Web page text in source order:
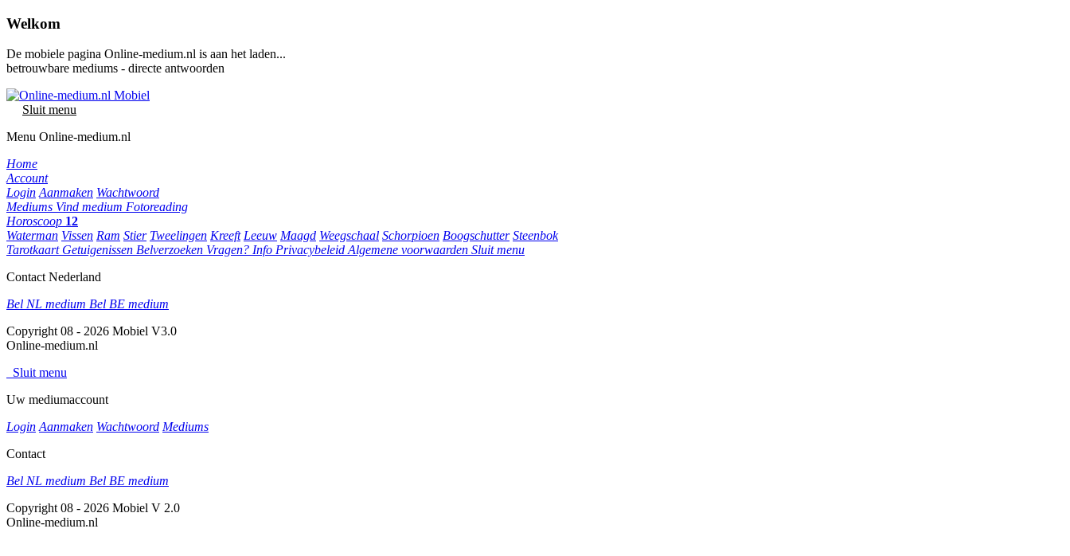
Welkom
De mobiele pagina Online-medium.nl is aan het laden...
betrouwbare mediums - directe antwoorden
Sluit menu
Menu Online-medium.nl
Home
Account
Login Aanmaken Wachtwoord
Mediums Vind medium Fotoreading
Horoscoop 12
Waterman Vissen Ram Stier Tweelingen Kreeft Leeuw Maagd Weegschaal Schorpioen Boogschutter Steenbok
Tarotkaart Getuigenissen Belverzoeken Vragen? Info Privacybeleid Algemene voorwaarden Sluit menu
Contact Nederland
Bel NL medium Bel BE medium
Copyright 08 - 2026 Mobiel V3.0
Online-medium.nl
Sluit menu
Uw mediumaccount
Login Aanmaken Wachtwoord Mediums
Contact
Bel NL medium Bel BE medium
Copyright 08 - 2026 Mobiel V 2.0
Online-medium.nl